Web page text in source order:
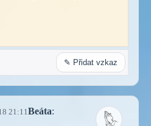
✎ Přidat vzkaz
21:11 Beáta: